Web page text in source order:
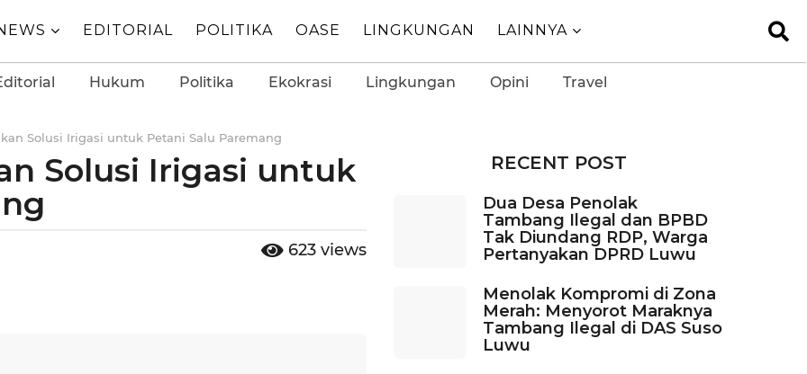
EDITORIAL POLITIKA OASE LINGKUNGAN LAINNYA
Hukum Politika Ekokrasi Lingkungan Opini Travel
Solusi Irigasi untuk Petani Salu Paremang
Solusi Irigasi untuk
623 views
RECENT POST
Dua Desa Penolak
Tambang Ilegal dan BPBD
Tak Diundang RDP, Warga
Pertanyakan DPRD Luwu
Menolak Kompromi di Zona
Merah: Menyorot Maraknya
Tambang Ilegal di DAS Suso
Luwu